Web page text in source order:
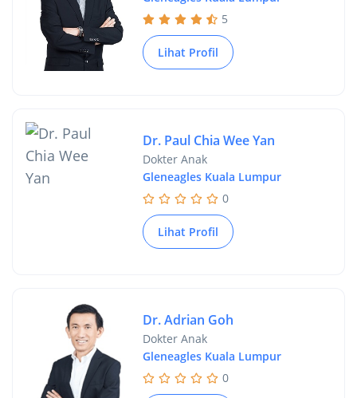
5
Lihat Profil
Dr. Paul Chia Wee Yan
Dokter Anak
Gleneagles Kuala Lumpur
0
Lihat Profil
Dr. Adrian Goh
Dokter Anak
Gleneagles Kuala Lumpur
0